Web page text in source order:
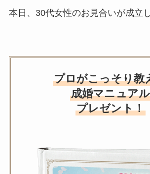
本日、30代女性のお見合いが成立
プロがこっそり教
成婚マニュアル
プレゼント！